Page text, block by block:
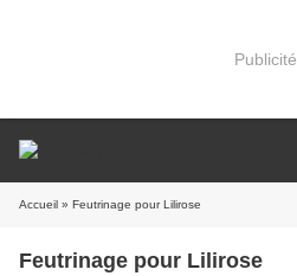
Publicité
Accueil » Feutrinage pour Lilirose
Feutrinage pour Lilirose